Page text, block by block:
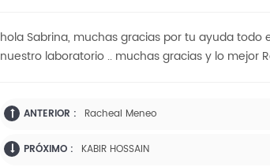
hola Sabrina, muchas gracias por tu ayuda todo
nuestro laboratorio .. muchas gracias y lo mejor
ANTERIOR : Racheal Meneo
PRÓXIMO : KABIR HOSSAIN